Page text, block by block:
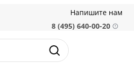
Напишите нам
8 (495) 640-00-20